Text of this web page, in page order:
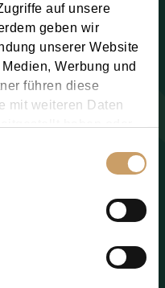
auf unsere
geben wir
unserer Website
Werbung und
führen diese
mit weiteren Daten
haben oder